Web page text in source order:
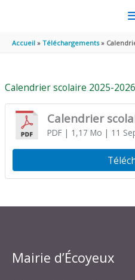
Accueil Téléchargements
Calendrier scolaire 2025-2026
Calendrier
PDF| 1,17 Mo | 11
Mairie d’Écoyeux